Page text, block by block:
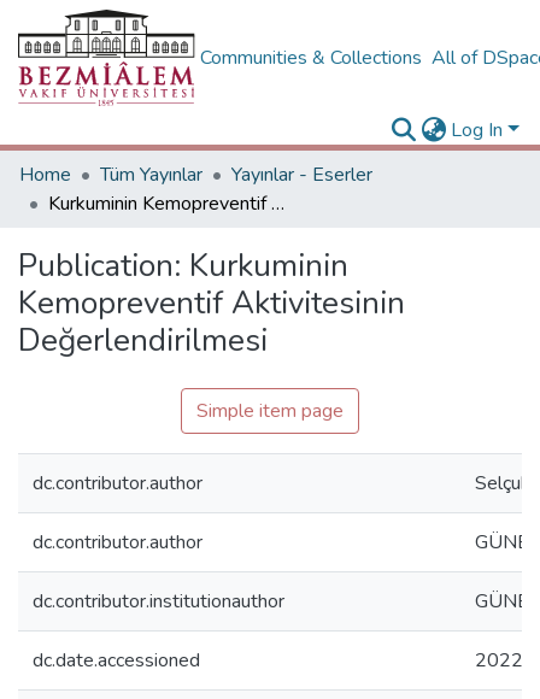
Communities & Collections All of
Log In
Home
Tüm Yayınlar
Yayınlar - Eserler
Kurkuminin Kemopreventif Aktivitesinin Değerlendirilmesi
Publication: Kurkuminin
Kemopreventif Aktivitesinin
Değerlendirilmesi
Simple item page
dc.contributor.author Selçuk,
dc.contributor.author
dc.contributor.institutionauthor
dc.date.accessioned 2022-